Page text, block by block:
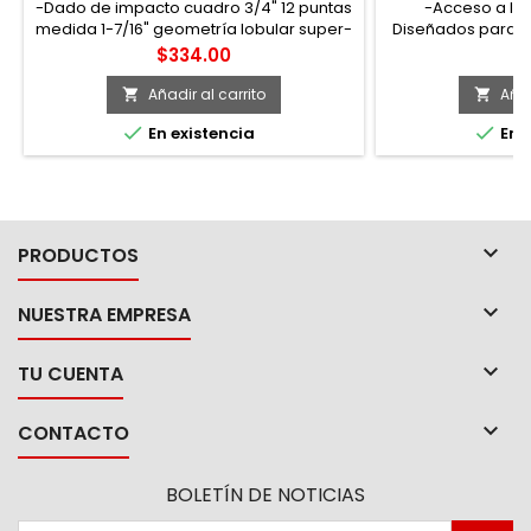
-Dado de impacto cuadro 3/4" 12 puntas
medida 1-7/16" geometría lobular super-
drive, acabado fosfatado
Precio
$334.00
 Añadir al carrito
 En existencia
-Acceso a
Diseñados para
demasiado.

 En
PRODUCTOS 
NUESTRA EMPRESA 
TU CUENTA 
CONTACTO 
BOLETÍN DE NOTICIAS